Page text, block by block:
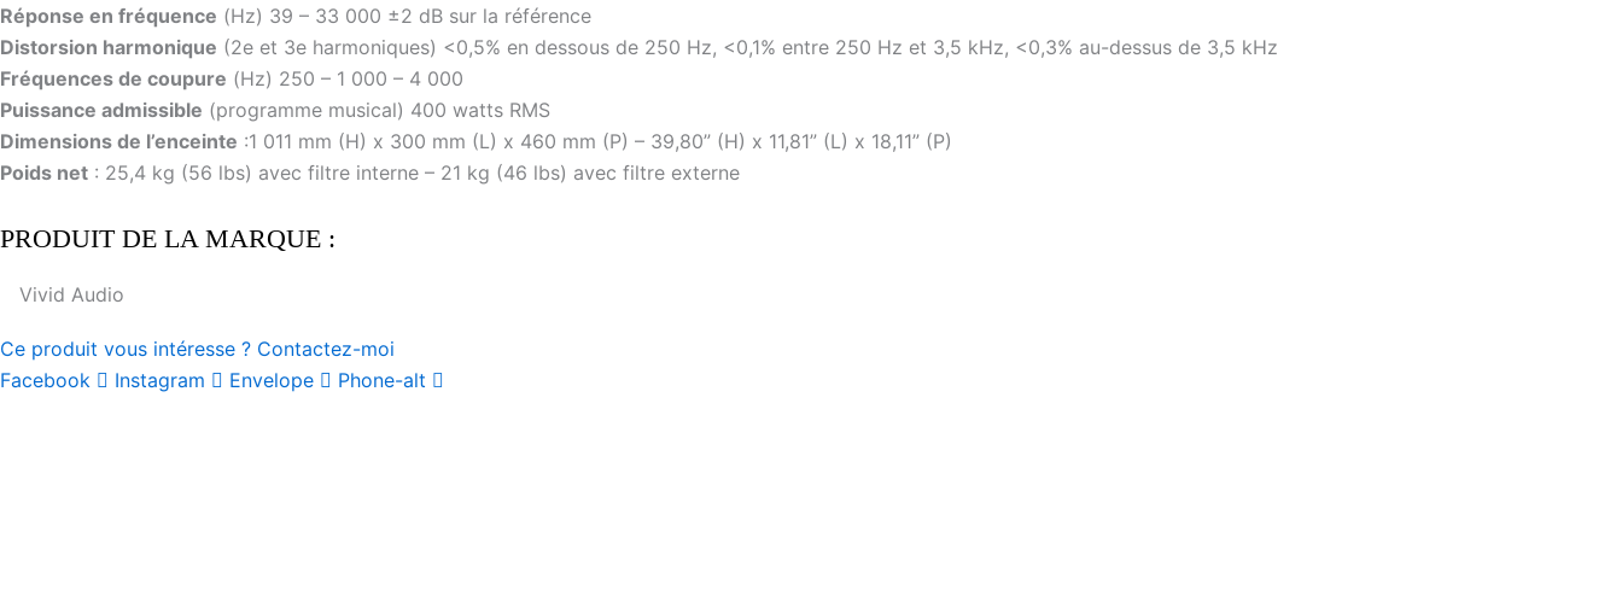
Réponse en fréquence (Hz) 39 – 33 000 ±2 dB sur la référence
Distorsion harmonique (2e et 3e harmoniques) <0,5% en dessous de 250 Hz, <0,1% entre 250 Hz et 3,5 kHz, <0,3% au-dessus de 3,5 kHz
Fréquences de coupure (Hz) 250 – 1 000 – 4 000
Puissance admissible (programme musical) 400 watts RMS
Dimensions de l’enceinte :1 011 mm (H) x 300 mm (L) x 460 mm (P) – 39,80” (H) x 11,81” (L) x 18,11” (P)
Poids net : 25,4 kg (56 lbs) avec filtre interne – 21 kg (46 lbs) avec filtre externe
PRODUIT DE LA MARQUE :
Vivid Audio
Ce produit vous intéresse ? Contactez-moi
Facebook
Instagram Envelope Phone-alt